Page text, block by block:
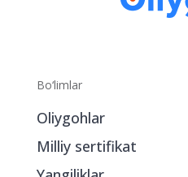
Bo‘limlar
Oliygohlar
Milliy sertifikat